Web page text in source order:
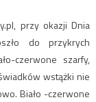
przy okazji Dnia
do przykrych
czerwone szarfy,
wstążki nie
Biało -czerwone